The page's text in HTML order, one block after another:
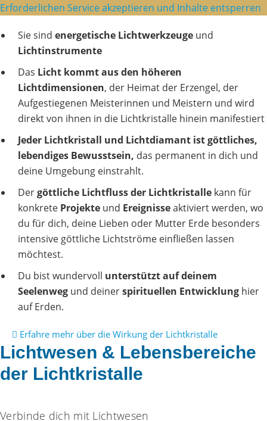
Erforderlichen Service akzeptieren und Inhalte entsperren
Sie sind energetische Lichtwerkzeuge und
Lichtinstrumente
Das Licht kommt aus den höheren
Lichtdimensionen, der Heimat der Erzengel, der
Aufgestiegenen Meisterinnen und Meistern und wird
direkt von ihnen in die Lichtkristalle hinein manifestiert
Jeder Lichtkristall und Lichtdiamant ist göttliches,
lebendiges Bewusstsein, das permanent in dich und
deine Umgebung einstrahlt.
Dergöttliche Lichtfluss der Lichtkristalle kann für
konkrete Projekte und Ereignisseaktiviert werden, wo
du für dich, deine Lieben oder Mutter Erde besonders
intensive göttliche Lichtströme einfließen lassen
möchtest.
Du bist wundervoll unterstützt auf deinem
Seelenweg und deinerspirituellen Entwicklung hier
auf Erden.
Erfahre mehr über die Wirkung der Lichtkristalle
Lichtwesen & Lebensbereiche
der Lichtkristalle
Verbinde dich mit Lichtwesen